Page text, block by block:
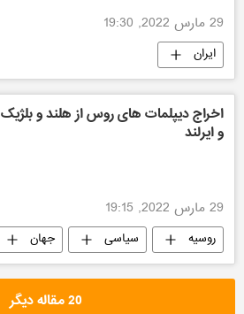
29 مارس 2022, 19:30
ایران
اخراج دیپلمات های روس از هلند و بلژیک
و ایرلند
29 مارس 2022, 19:15
روسیه سیاسی جهان
20 مقاله دیگر